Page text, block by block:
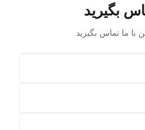
بگیرید
با ما تماس بگيريد